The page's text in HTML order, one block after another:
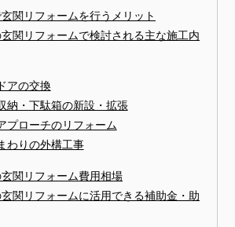
関リフォームを行うメリット
関リフォームで検討される主な施工内
アの交換
納・下駄箱の新設・拡張
プローチのリフォーム
わりの外構工事
関リフォーム費用相場
関リフォームに活用できる補助金・助